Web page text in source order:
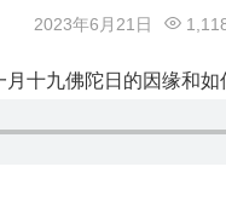
2023年6月21日